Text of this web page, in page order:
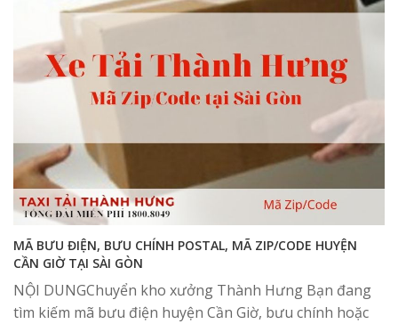
MÃ BƯU ĐIỆN, BƯU CHÍNH POSTAL, MÃ ZIP/CODE HUYỆN
CẦN GIỜ TẠI SÀI GÒN
NỘI DUNGChuyển kho xưởng Thành Hưng Bạn đang
tìm kiếm mã bưu điện huyện Cần Giờ, bưu chính hoặc